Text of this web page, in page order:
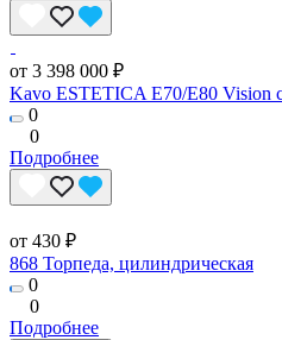
от 3 398 000 ₽
Kavo ESTETICA E70/E80 Vision
0
0
Подробнее
от 430 ₽
868 Торпеда, цилиндрическая
0
0
Подробнее